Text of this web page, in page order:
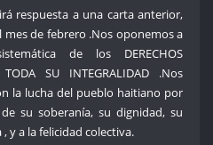
respuesta a una carta anterior,
mes de febrero .Nos oponemos a
de los DERECHOS
SU INTEGRALIDAD .Nos
la lucha del pueblo haitiano por
su soberanía, su dignidad, su
y a la felicidad colectiva.